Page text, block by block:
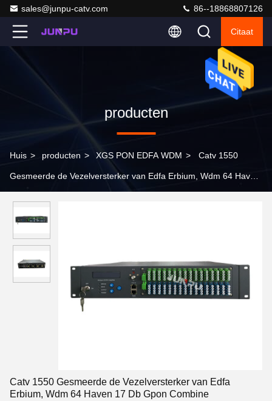
sales@junpu-catv.com 86--18868807126
Citaat
producten
Huis > producten > XGS PON EDFA WDM > Catv 1550
Gesmeerde de Vezelversterker van Edfa Erbium, Wdm 64 Haven
Catv 1550 Gesmeerde de Vezelversterker van Edfa
Erbium, Wdm 64 Haven 17 Db Gpon Combine